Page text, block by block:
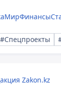
МирФинансы
#Спецпроекты
Zakon.kz